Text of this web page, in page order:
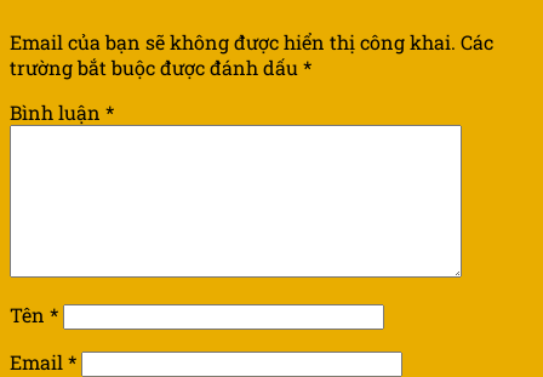
Email của bạn sẽ không được hiển thị công khai. Các
trường bắt buộc được đánh dấu *
Bình luận *
Tên *
Email *